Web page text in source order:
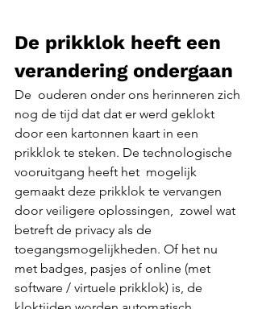
De prikklok heeft een
verandering ondergaan
De  ouderen onder ons herinneren zich
nog de tijd dat dat er werd geklokt
door een kartonnen kaart in een
prikklok te steken. De technologische
vooruitgang heeft het  mogelijk
gemaakt deze prikklok te vervangen
door veiligere oplossingen,  zowel wat
betreft de privacy als de
toegangsmogelijkheden. Of het nu
met badges, pasjes of online (met
software / virtuele prikklok) is, de